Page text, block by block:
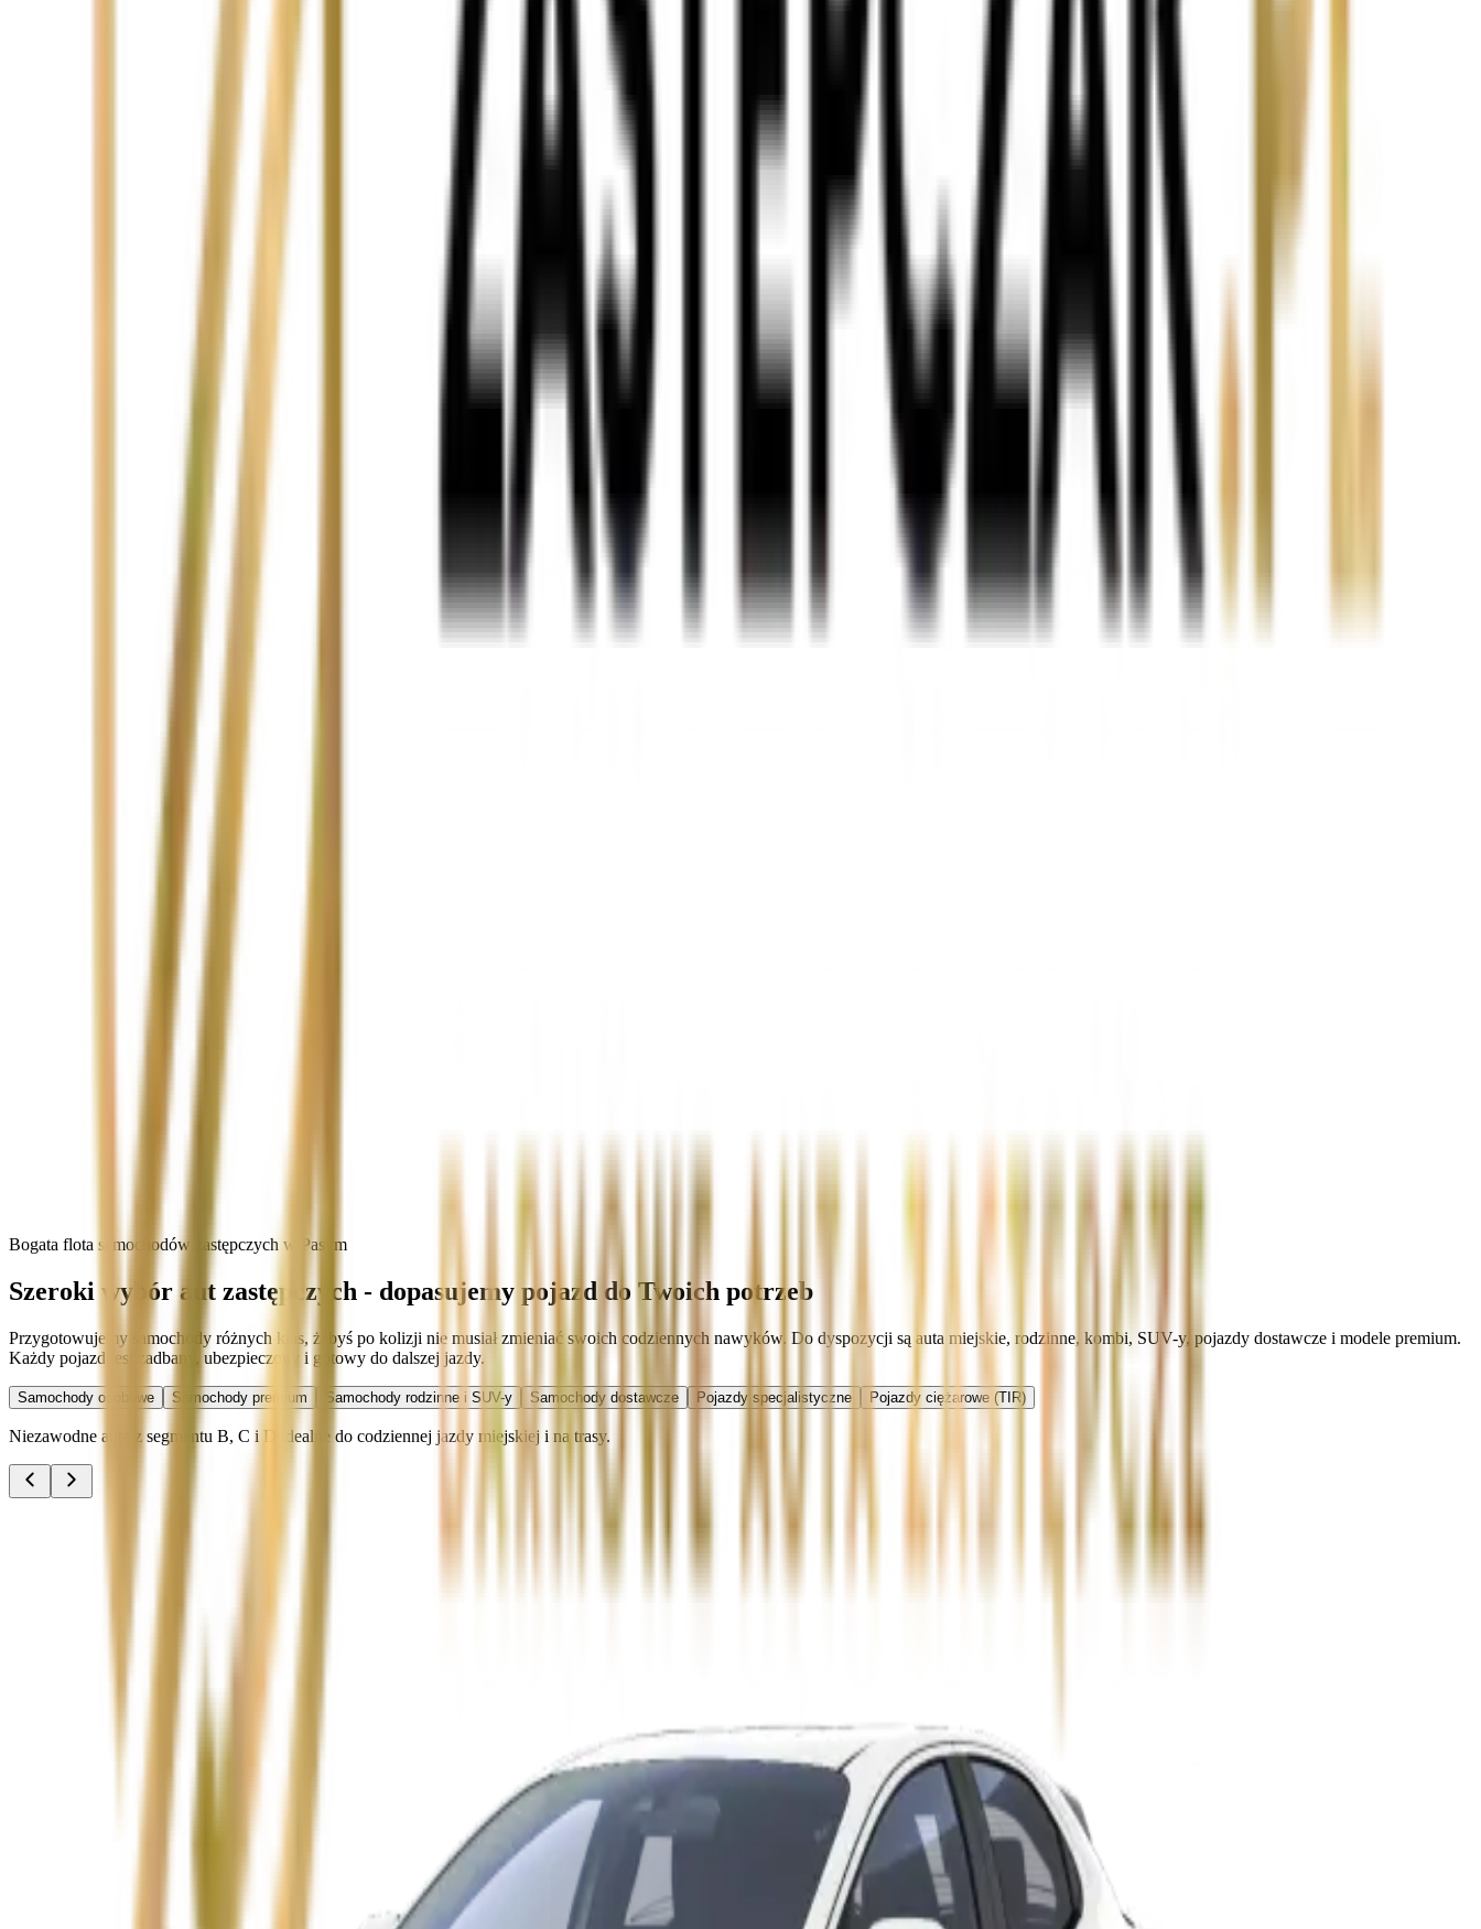
Bogata flota samochodów zastępczych w Pasym
Szeroki wybór aut zastępczych - dopasujemy pojazd do Twoich potrzeb
Przygotowujemy samochody różnych klas, żebyś po kolizji nie musiał zmieniać swoich codziennych nawyków. Do dyspozycji są auta miejskie, rodzinne, kombi, SUV-y, pojazdy dostawcze i modele premium.
Każdy pojazd jest zadbany, ubezpieczony i gotowy do dalszej jazdy.
Samochody osobowe Samochody premium Samochody rodzinne i SUV-y Samochody dostawcze Pojazdy specjalistyczne Pojazdy ciężarowe (TIR)
Niezawodne auta z segmentu B, C i D idealne do codziennej jazdy miejskiej i na trasy.